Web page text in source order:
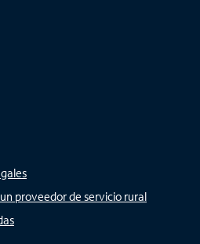
proveedor de servicio rural